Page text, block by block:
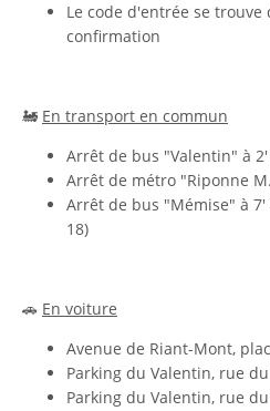
Le code d'entrée se
confirmation
🚂 En transport en commun
Arrêt de bus "Valentin" à
Arrêt de métro "Riponne
Arrêt de bus "Mémise" à
18)
🚗 En voiture
Avenue de Riant-Mont,
Parking du Valentin, rue
Parking du Valentin, rue